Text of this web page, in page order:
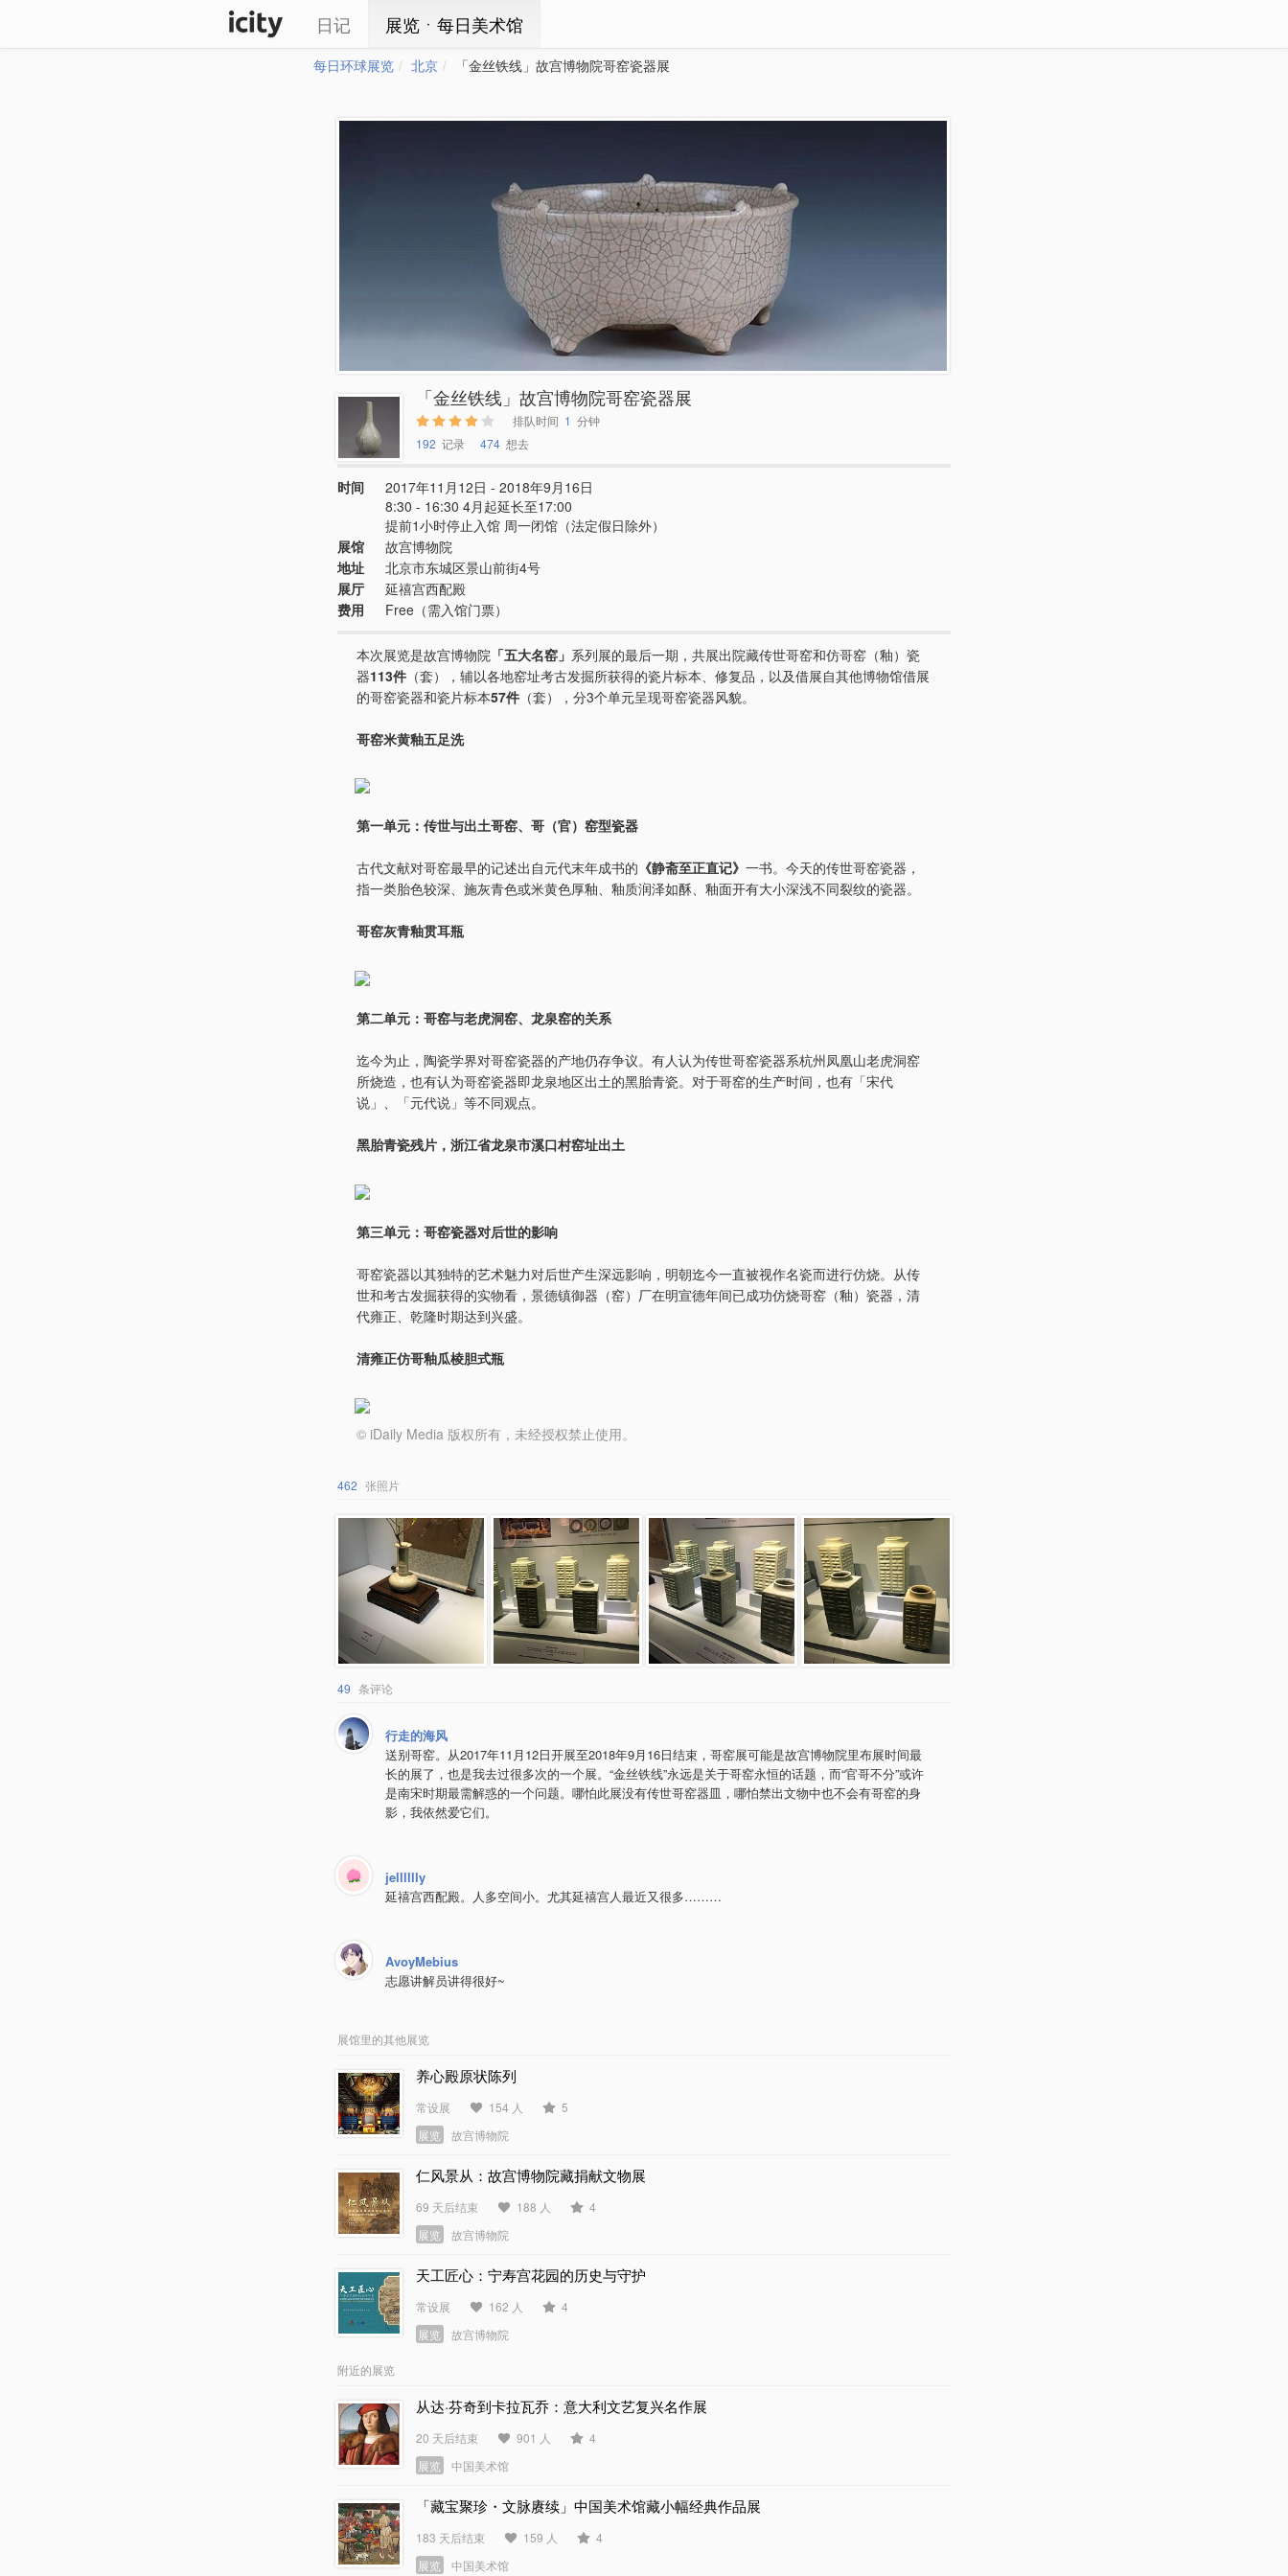
日记 展览ㆍ每日美术馆
每日环球展览 北京 「金丝铁线」故宫博物院哥窑瓷器展
「金丝铁线」故宫博物院哥窑瓷器展
排队时间 1 分钟
192 记录 474 想去
时间
2017年11月12日 - 2018年9月16日
8:30 - 16:30 4月起延长至17:00
提前1小时停止入馆 周一闭馆（法定假日除外）
展馆
故宫博物院
地址
北京市东城区景山前街4号
展厅
延禧宫西配殿
费用
Free（需入馆门票）
本次展览是故宫博物院 「五大名窑」 系列展的最后一期，共展出院藏传世哥窑和仿哥窑（釉）瓷
器113件 （套），辅以各地窑址考古发掘所获得的瓷片标本、修复品，以及借展自其他博物馆借展
的哥窑瓷器和瓷片标本57件 （套），分3个单元呈现哥窑瓷器风貌。
哥窑米黄釉五足洗
第一单元：传世与出土哥窑、哥（官）窑型瓷器
古代文献对哥窑最早的记述出自元代末年成书的 《静斋至正直记》 一书。今天的传世哥窑瓷器，
指一类胎色较深、施灰青色或米黄色厚釉、釉质润泽如酥、釉面开有大小深浅不同裂纹的瓷器。
哥窑灰青釉贯耳瓶
第二单元：哥窑与老虎洞窑、龙泉窑的关系
迄今为止，陶瓷学界对哥窑瓷器的产地仍存争议。有人认为传世哥窑瓷器系杭州凤凰山老虎洞窑
所烧造，也有认为哥窑瓷器即龙泉地区出土的黑胎青瓷。对于哥窑的生产时间，也有「宋代
说」、「元代说」等不同观点。
黑胎青瓷残片，浙江省龙泉市溪口村窑址出土
第三单元：哥窑瓷器对后世的影响
哥窑瓷器以其独特的艺术魅力对后世产生深远影响，明朝迄今一直被视作名瓷而进行仿烧。从传
世和考古发掘获得的实物看，景德镇御器（窑）厂在明宣德年间已成功仿烧哥窑（釉）瓷器，清
代雍正、乾隆时期达到兴盛。
清雍正仿哥釉瓜棱胆式瓶
© iDaily Media 版权所有，未经授权禁止使用。
462 张照片
49 条评论
行走的海风
送别哥窑。从2017年11月12日开展至2018年9月16日结束，哥窑展可能是故宫博物院里布展时间最
长的展了，也是我去过很多次的一个展。“金丝铁线”永远是关于哥窑永恒的话题，而“官哥不分”或许
是南宋时期最需解惑的一个问题。哪怕此展没有传世哥窑器皿，哪怕禁出文物中也不会有哥窑的身
影，我依然爱它们。
jelllllly
延禧宫西配殿。人多空间小。尤其延禧宫人最近又很多………
AvoyMebius
志愿讲解员讲得很好~
展馆里的其他展览
养心殿原状陈列
常设展 154 人
5
展览
故宫博物院
仁风景从：故宫博物院藏捐献文物展
69 天后结束 188 人
4
展览
故宫博物院
天工匠心：宁寿宫花园的历史与守护
常设展 162 人
4
展览
故宫博物院
附近的展览
从达·芬奇到卡拉瓦乔：意大利文艺复兴名作展
20 天后结束 901 人
4
展览
中国美术馆
「藏宝聚珍・文脉赓续」中国美术馆藏小幅经典作品展
183 天后结束 159 人
4
展览
中国美术馆